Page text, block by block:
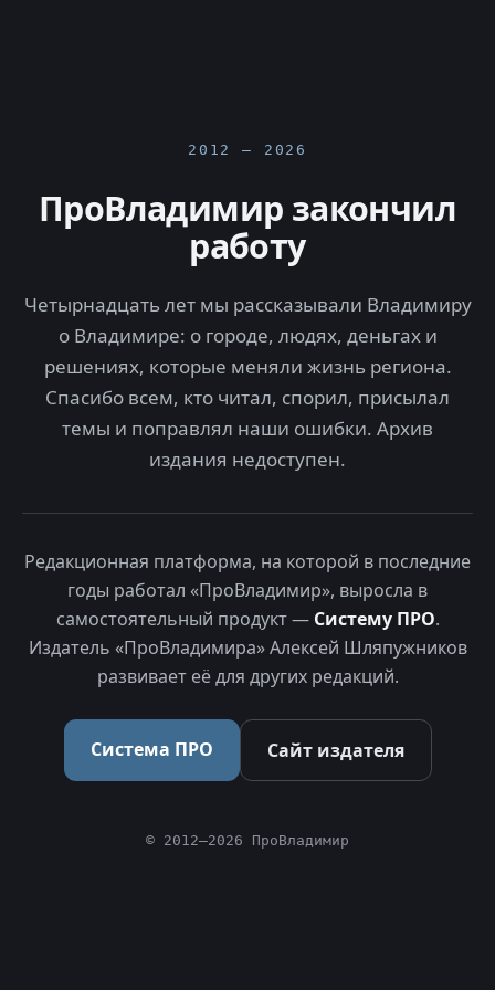
2012 — 2026
ПроВладимир закончил
работу
Четырнадцать лет мы рассказывали Владимиру
о Владимире: о городе, людях, деньгах и
решениях, которые меняли жизнь региона.
Спасибо всем, кто читал, спорил, присылал
темы и поправлял наши ошибки. Архив
издания недоступен.
Редакционная платформа, на которой в последние
годы работал «ПроВладимир», выросла в
самостоятельный продукт — Систему ПРО.
Издатель «ПроВладимира» Алексей Шляпужников
развивает её для других редакций.
Система ПРО Сайт издателя
© 2012–2026 ПроВладимир